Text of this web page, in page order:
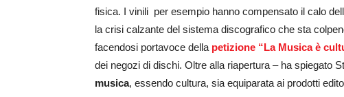
fisica. I vinili per esempio hanno compensato il calo
la crisi calzante del sistema discografico che sta
facendosi portavoce della petizione “La Musica è
dei negozi di dischi. Oltre alla riapertura – ha spiegato
musica, essendo cultura, sia equiparata ai prodotti